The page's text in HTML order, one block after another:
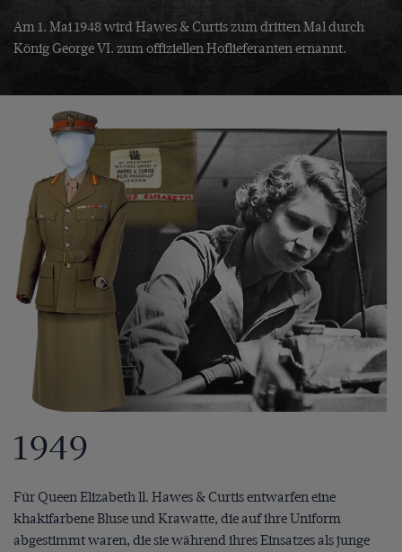
Am 1. Mai 1948 wird Hawes & Curtis zum dritten Mal durch
König George VI. zum offiziellen Hoflieferanten ernannt.
1949
Für Queen Elizabeth ll. Hawes & Curtis entwarfen eine
khakifarbene Bluse und Krawatte, die auf ihre Uniform
abgestimmt waren, die sie während ihres Einsatzes als junge